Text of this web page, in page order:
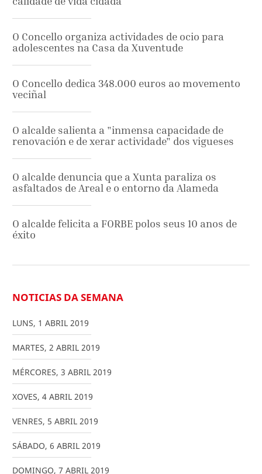
O Concello organiza actividades de ocio para
adolescentes na Casa da Xuventude
O Concello dedica 348.000 euros ao movemento
veciñal
O alcalde salienta a "inmensa capacidade de
renovación e de xerar actividade" dos vigueses
O alcalde denuncia que a Xunta paraliza os
asfaltados de Areal e o entorno da Alameda
O alcalde felicita a FORBE polos seus 10 anos de
éxito
NOTICIAS DA SEMANA
LUNS, 1 ABRIL 2019
MARTES, 2 ABRIL 2019
MÉRCORES, 3 ABRIL 2019
XOVES, 4 ABRIL 2019
VENRES, 5 ABRIL 2019
SÁBADO, 6 ABRIL 2019
DOMINGO, 7 ABRIL 2019